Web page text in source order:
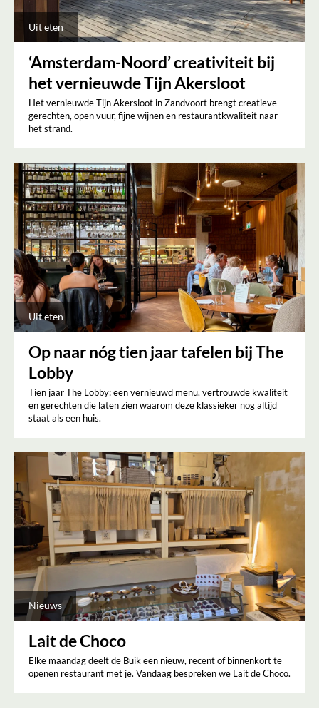
Uit eten
‘Amsterdam-Noord’ creativiteit bij
het vernieuwde Tijn Akersloot
Het vernieuwde Tijn Akersloot in Zandvoort brengt creatieve
gerechten, open vuur, fijne wijnen en restaurantkwaliteit naar
het strand.
Uit eten
Op naar nóg tien jaar tafelen bij The
Lobby
Tien jaar The Lobby: een vernieuwd menu, vertrouwde kwaliteit
en gerechten die laten zien waarom deze klassieker nog altijd
staat als een huis.
Nieuws
Lait de Choco
Elke maandag deelt de Buik een nieuw, recent of binnenkort te
openen restaurant met je. Vandaag bespreken we Lait de Choco.